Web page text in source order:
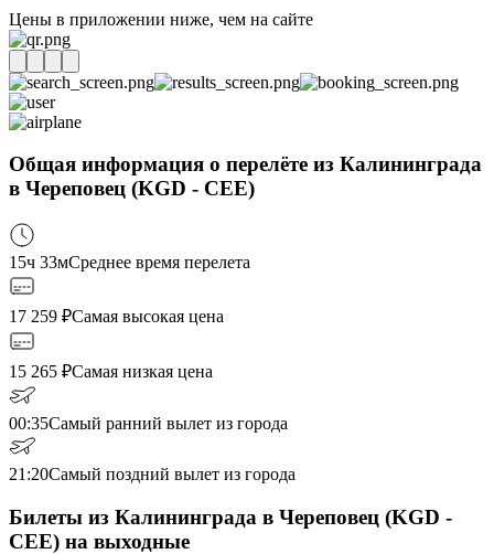
Цены в приложении ниже, чем на сайте
Общая информация о перелёте из Калининграда
в Череповец (KGD - CEE)
15ч 33мСреднее время перелета
17 259 ₽Самая высокая цена
15 265 ₽Самая низкая цена
00:35Самый ранний вылет из города
21:20Самый поздний вылет из города
Билеты из Калининграда в Череповец (KGD -
CEE) на выходные